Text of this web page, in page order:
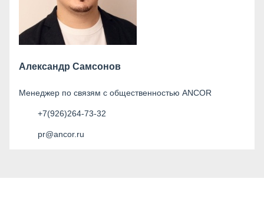
Александр Самсонов
Менеджер по связям с общественностью ANCOR
+7(926)264-73-32
pr@ancor.ru